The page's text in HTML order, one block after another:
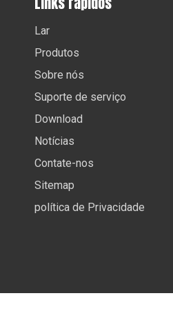
Lar
Produtos
Sobre nós
Suporte de serviço
Download
Notícias
Contate-nos
Sitemap
política de Privacidade